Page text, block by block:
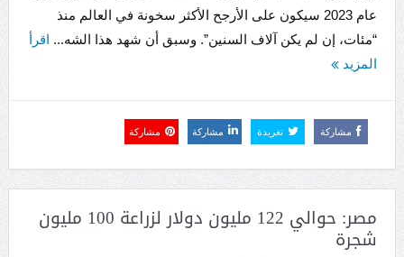
عام 2023 سيكون على الأرجح الأكثر سخونة في العالم منذ
“مئات، إن لم يكن آلاف السنين”. وسبق أن شهد هذا الشه... اقرأ
المزيد
مشاركة تغريدة مشاركة مشاركة
مصر: حوالي 122 مليون دولار لزراعة 100 مليون
شجرة